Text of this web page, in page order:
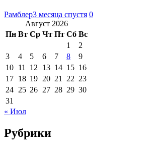
Рамблер3 месяца спустя 0
Август 2026
Пн Вт Ср Чт Пт Сб Вс
1
2
3
4 5 6 7 8
9
10 11 12 13 14 15 16
17 18 19 20 21 22 23
24 25 26 27 28 29 30
31
« Июл
Рубрики